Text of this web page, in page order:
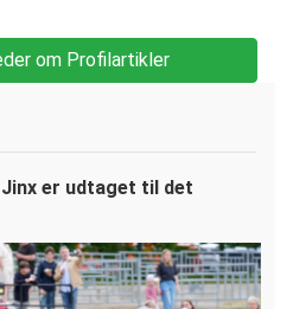
om Profilartikler
Jinx er udtaget til det